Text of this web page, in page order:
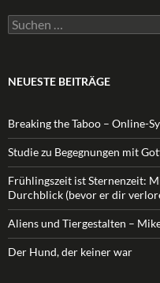
Suchen
nach:
NEUESTE BEITRÄGE
Breaking the Taboo – Online-
Studie zu Begegnungen mit
Frühlingszeit ist Sternenzeit:
Durchblick (bevor er dir
Aliens und Tiergestalten –
Der Hund, der keiner war